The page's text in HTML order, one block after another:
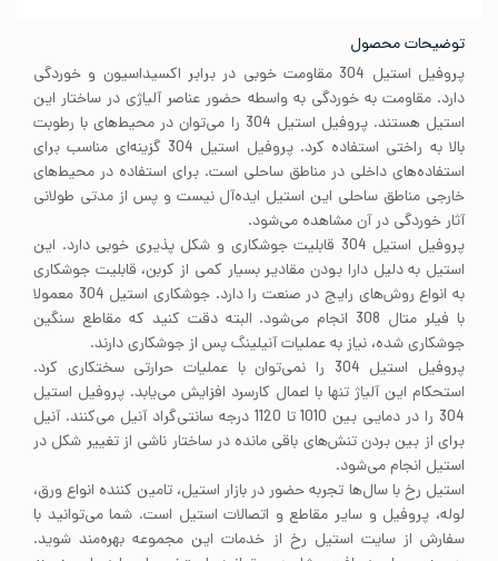
توضیحات محصول
پروفیل استیل 304 مقاومت خوبی در برابر اکسیداسیون و خوردگی
دارد. مقاومت به خوردگی به واسطه حضور عناصر آلیاژی در ساختار این
استیل هستند. پروفیل استیل 304 را می‌توان در محیط‌های با رطوبت
بالا به راختی استفاده کرد. پروفیل استیل 304 گزینه‌ای مناسب برای
استفاده‌های داخلی در مناطق ساحلی است. برای استفاده در محیط‌های
خارجی مناطق ساحلی این استیل ایده‌آل نیست و پس از مدتی طولانی
آثار خوردگی در آن مشاهده می‌شود.
پروفیل استیل 304 قابلیت جوشکاری و شکل پذیری خوبی دارد. این
استیل به دلیل دارا بودن مقادیر بسیار کمی از کربن، قابلیت جوشکاری
به انواع روش‌های رایج در صنعت را دارد. جوشکاری استیل 304 معمولا
با فیلر متال 308 انجام می‌شود. البته دقت کنید که مقاطع سنگین
جوشکاری شده، نیاز به عملیات آنیلینگ پس از جوشکاری دارند.
پروفیل استیل 304 را نمی‌توان با عملیات حرارتی سختکاری کرد.
استحکام این آلیاژ تنها با اعمال کارسرد افزایش می‌یابد. پروفیل استیل
304 را در دمایی بین 1010 تا 1120 درجه سانتی‌گراد آنیل می‌کنند. آنیل
برای از بین بردن تنش‌های باقی مانده در ساختار ناشی از تغییر شکل در
استیل انجام می‌شود.
استیل رخ با سال‌ها تجربه حضور در بازار استیل، تامین کننده انواع ورق،
لوله، پروفیل و سایر مقاطع و اتصالات استیل است. شما می‌توانید با
سفارش از سایت استیل رخ از خدمات این مجموعه بهره‌مند شوید.